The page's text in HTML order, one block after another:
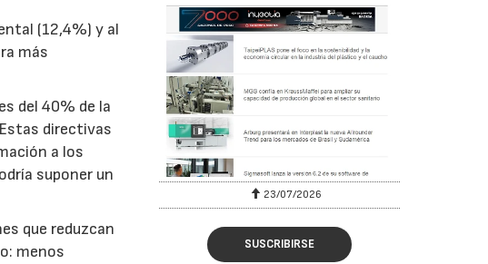
(12,4%) y al
más
del 40% de la
directivas
a los
suponer un
que reduzcan
menos
23/07/2026
SUSCRIBIRSE